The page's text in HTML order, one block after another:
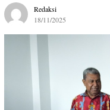
Redaksi
18/11/2025